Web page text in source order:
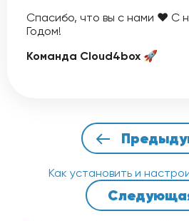
Спасибо, что вы с нами ❤️ С
Годом!
Команда Cloud4box 🚀
Как установить и